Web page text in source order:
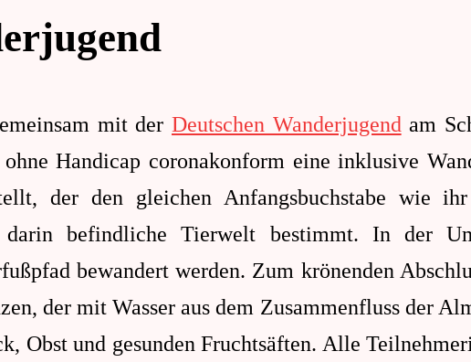
Angehörigen
mit der Deutschen Wanderjugend am
Handicap coronakonform eine inklusive
der den gleichen Anfangsbuchstabe wie
befindliche Tierwelt bestimmt. In der
bewandert werden. Zum krönenden
der mit Wasser aus dem Zusammenfluss der
Obst und gesunden Fruchtsäften. Alle